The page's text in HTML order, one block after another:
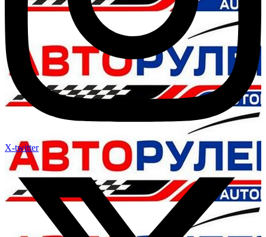
X-twitter